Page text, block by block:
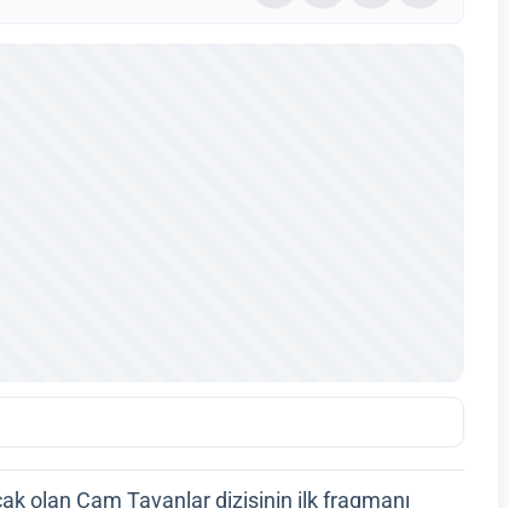
olan Cam Tavanlar dizisinin ilk fragmanı